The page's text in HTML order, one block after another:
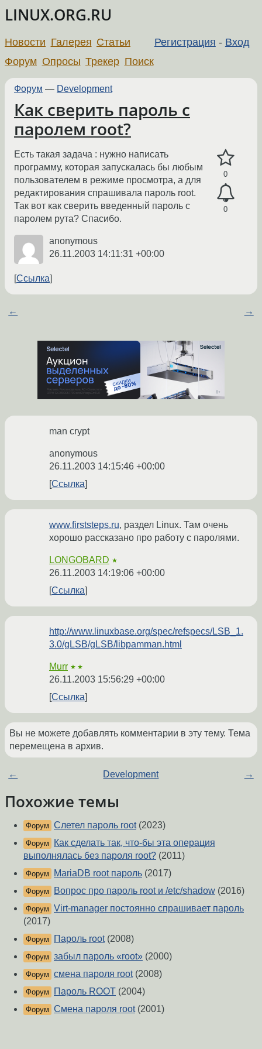
LINUX.ORG.RU
Регистрация - Вход
Новости Галерея Статьи
Форум Опросы Трекер Поиск
Форум — Development
Как сверить пароль с
паролем root?
0
0
Есть такая задача : нужно написать
программу, которая запускалась бы любым
пользователем в режиме просмотра, а для
редактирования спрашивала пароль root.
Так вот как сверить введенный пароль с
паролем рута? Спасибо.
anonymous
26.11.2003 14:11:31 +00:00
Ссылка
← →
man crypt
anonymous
26.11.2003 14:15:46 +00:00
Ссылка
www.firststeps.ru, раздел Linux. Там очень
хорошо рассказано про работу с паролями.
LONGOBARD ★
26.11.2003 14:19:06 +00:00
Ссылка
http://www.linuxbase.org/spec/refspecs/LSB_1.
3.0/gLSB/gLSB/libpamman.html
Murr ★★
26.11.2003 15:56:29 +00:00
Ссылка
Вы не можете добавлять комментарии в эту тему. Тема
перемещена в архив.
← Development →
Похожие темы
Форум Слетел пароль root(2023)
Форум
Как сделать так, что-бы эта операция
выполнялась без пароля root? (2011)
Форум MariaDB root пароль (2017)
Форум Вопрос про пароль root и /etc/shadow (2016)
Форум Virt-manager постоянно спрашивает пароль
(2017)
Форум Пароль root(2008)
Форум забыл пароль «root» (2000)
Форум смена пароля root(2008)
Форум Пароль ROOT (2004)
Форум Смена пароля root(2001)